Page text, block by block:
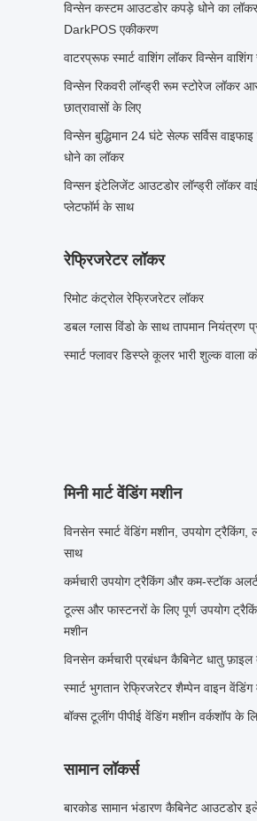
विन्सेन कस्टम आउटडोर कपड़े धोने का
DarkPOS एकीकरण
वाटरप्रूफ स्मार्ट वाशिंग लॉकर विन्सेन
विन्सेन रिकवरी लॉन्ड्री रूम स्टोरेज
छात्रावासों के लिए
विन्सेन बुद्धिमान 24 घंटे सेल्फ सर्विस
धोने का लॉकर
विन्सन इंटेलिजेंट आउटडोर लॉन्ड्री लॉकर
प्लेटफॉर्म के साथ
रेफ्रिजरेटर लॉकर
रिमोट कंट्रोल रेफ्रिजरेटर लॉकर
डबल ग्लास विंडो के साथ तापमान नियंत्रण
स्मार्ट फ्लावर डिस्प्ले कूलर भारी शुल्क
मिनी मार्ट वेंडिंग मशीन
विनसेन स्मार्ट वेंडिंग मशीन, उपयोग
साथ
कर्मचारी उपयोग ट्रैकिंग और कम-स्टॉक
टूल्स और फास्टनरों के लिए पूर्ण उपयोग
मशीन
विनसेन कर्मचारी प्रबंधन कैबिनेट धातु
स्मार्ट भुगतान रेफ्रिजरेटर शैम्पेन वाइन
बॉक्स टूलींग पीपीई वेंडिंग मशीन वर्कशॉप के
सामान लॉकर्स
बारकोड सामान भंडारण कैबिनेट आउटडोर